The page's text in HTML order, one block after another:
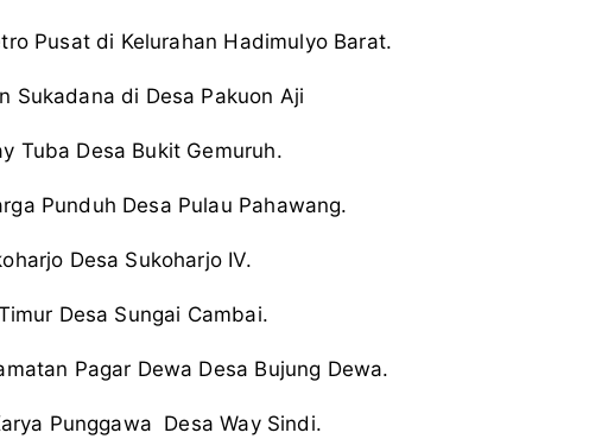
Pusat di Kelurahan Hadimulyo Barat.
Sukadana di Desa Pakuon Aji
Tuba Desa Bukit Gemuruh.
Punduh Desa Pulau Pahawang.
Desa Sukoharjo IV.
Desa Sungai Cambai.
Pagar Dewa Desa Bujung Dewa.
Punggawa Desa Way Sindi.